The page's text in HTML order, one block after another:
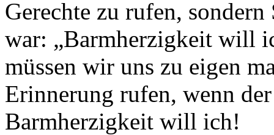
Gerechte zu rufen,
war: „Barmherzigkeit will
müssen wir uns zu eigen
Erinnerung rufen, wenn
Barmherzigkeit will ich!